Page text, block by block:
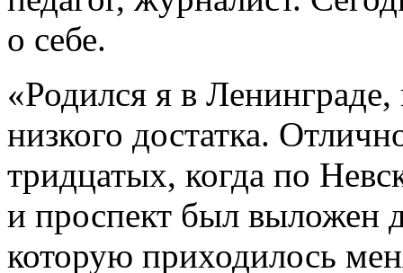
о себе.
«Родился я в
низкого достатка.
тридцатых, когда по
и проспект был выложен
которую приходилось